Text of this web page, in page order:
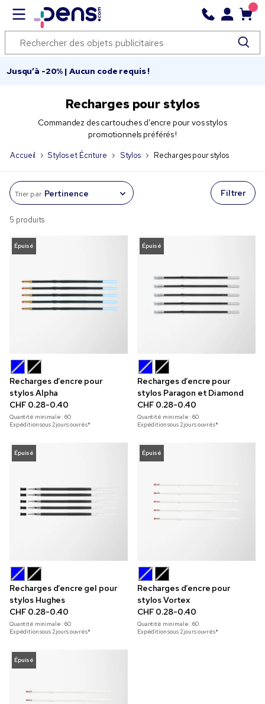
Jusqu’à -20% | Aucun code requis !
Recharges pour stylos
Commandez des cartouches d’encre pour vos stylos
promotionnels préférés !
Accueil Stylos et Écriture Stylos Recharges pour stylos
Trier par Filtrer
5 produits
Épuisé
Recharges d’encre pour
stylos Alpha
CHF 0.28-0.40
Quantité minimale :60
Expédition sous 2 jours ouvrés*
Épuisé
Recharges d’encre pour
stylos Paragon et Diamond
CHF 0.28-0.40
Quantité minimale :60
Expédition sous 2 jours ouvrés*
Épuisé
Recharges d’encre gel pour
stylos Hughes
CHF 0.28-0.40
Quantité minimale :60
Expédition sous 2 jours ouvrés*
Épuisé
Recharges d’encre pour
stylos Vortex
CHF 0.28-0.40
Quantité minimale :60
Expédition sous 2 jours ouvrés*
Épuisé